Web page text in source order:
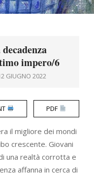
impero/6
GIUGNO 2022
PDF
il migliore dei mondi
crescente. Giovani
una realtà corrotta e
affanna in cerca di